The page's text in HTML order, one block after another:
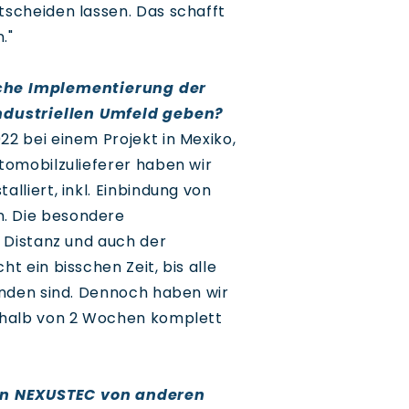
lassen. Das schafft
"
Implementierung der
Umfeld geben?
bei einem Projekt in Mexiko,
haben wir
inkl. Einbindung von
Die besondere
und auch der
ein bisschen Zeit, bis alle
sind. Dennoch haben wir
von 2 Wochen komplett
von anderen